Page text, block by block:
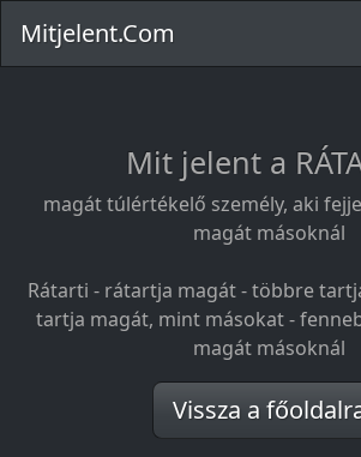
Mitjelent.Com
Mit jelent a
magát túlértékelő személy, aki
magát másoknál
Rátarti - rátartja magát - többre
tartja magát, mint másokat -
magát másoknál
Vissza a